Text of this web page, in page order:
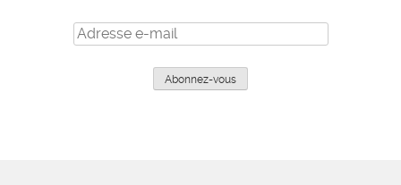
Adresse
e-
Abonnez-vous